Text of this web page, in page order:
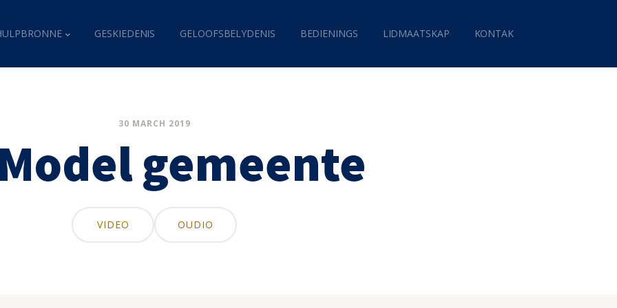
GESKIEDENIS GELOOFSBELYDENIS BEDIENINGS LIDMAATSKAP KONTAK
30 MARCH 2019
gemeente
VIDEO OUDIO